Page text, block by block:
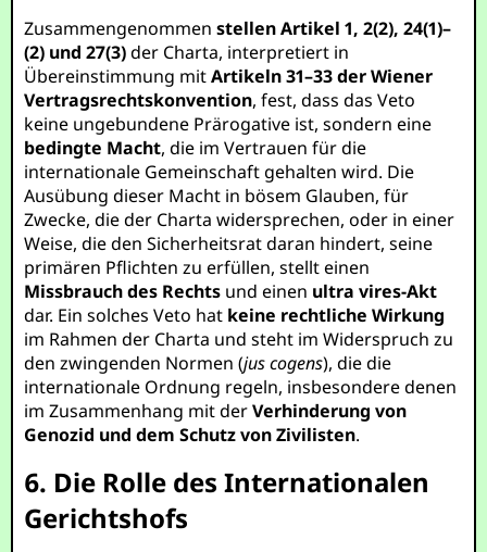
Zusammengenommenstellen Artikel 1, 2(2), 24(1)–
(2) und 27(3)der Charta, interpretiert in
Übereinstimmung mitArtikeln 31–33 der Wiener
Vertragsrechtskonvention, fest, dass das Veto
keine ungebundene Prärogative ist, sondern eine
bedingte Macht, die im Vertrauen für die
internationale Gemeinschaft gehalten wird. Die
Ausübung dieser Macht in bösem Glauben, für
Zwecke, die der Charta widersprechen, oder in einer
Weise, die den Sicherheitsrat daran hindert, seine
primären Pflichten zu erfüllen, stellt einen
Missbrauch des Rechts und einen ultra vires-Akt
dar. Ein solches Veto hat keine rechtliche Wirkung
im Rahmen der Charta und steht im Widerspruch zu
den zwingenden Normen (jus cogens), die die
internationale Ordnung regeln, insbesondere denen
im Zusammenhang mit derVerhinderung von
Genozid und dem Schutz von Zivilisten.
6. Die Rolle des Internationalen
Gerichtshofs